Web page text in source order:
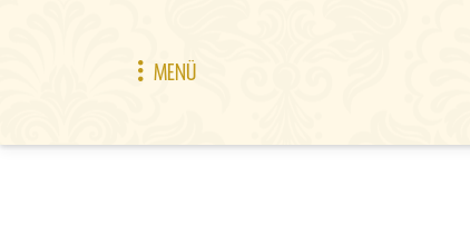
MENÜ